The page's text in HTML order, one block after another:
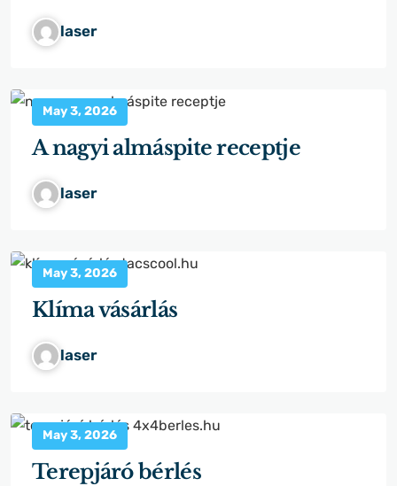
laser
May 3, 2026
A nagyi almáspite receptje
laser
May 3, 2026
Klíma vásárlás
laser
May 3, 2026
Terepjáró bérlés